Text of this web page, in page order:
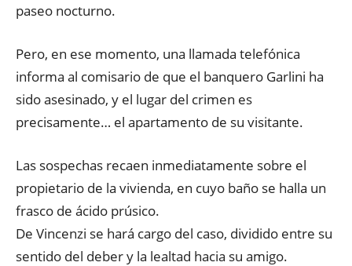
paseo nocturno.
Pero, en ese momento, una llamada telefónica
informa al comisario de que el banquero Garlini ha
sido asesinado, y el lugar del crimen es
precisamente… el apartamento de su visitante.
Las sospechas recaen inmediatamente sobre el
propietario de la vivienda, en cuyo baño se halla un
frasco de ácido prúsico.
De Vincenzi se hará cargo del caso, dividido entre su
sentido del deber y la lealtad hacia su amigo.